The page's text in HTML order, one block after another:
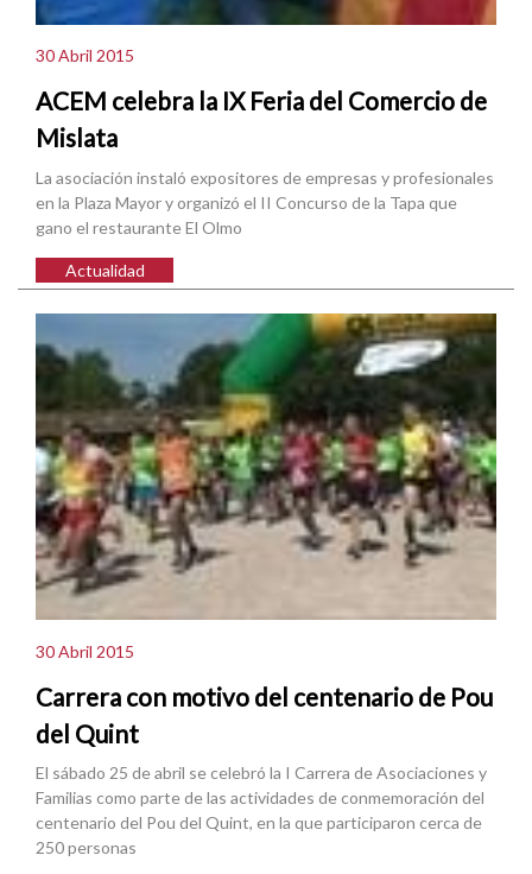
30 Abril 2015
ACEM celebra la IX Feria del Comercio de
Mislata
La asociación instaló expositores de empresas y profesionales
en la Plaza Mayor y organizó el II Concurso de la Tapa que
gano el restaurante El Olmo
Actualidad
30 Abril 2015
Carrera con motivo del centenario de Pou
del Quint
El sábado 25 de abril se celebró la I Carrera de Asociaciones y
Familias como parte de las actividades de conmemoración del
centenario del Pou del Quint, en la que participaron cerca de
250 personas